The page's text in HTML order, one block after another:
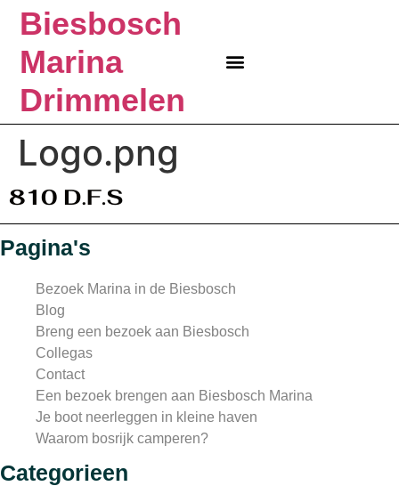
Biesbosch
Marina
Drimmelen
Logo.png
Pagina's
Bezoek Marina in de Biesbosch
Blog
Breng een bezoek aan Biesbosch
Collegas
Contact
Een bezoek brengen aan Biesbosch Marina
Je boot neerleggen in kleine haven
Waarom bosrijk camperen?
Categorieen